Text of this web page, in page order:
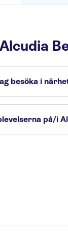
besöka i
Beach - El Arenal
på/i